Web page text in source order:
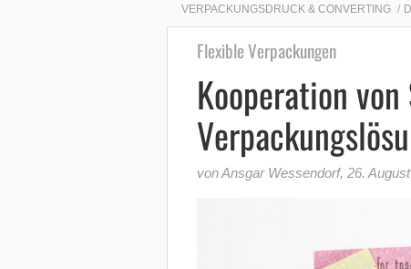
VERPACKUNGSDRUCK & CONVERTING
Flexible Verpackungen
Kooperation
von Ansgar Wessendorf, 26.